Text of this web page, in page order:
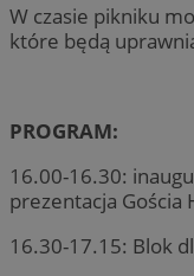
W czasie pikniku
które będą
PROGRAM:
16.00-16.30:
prezentacja Gościa
16.30-17.15: Blok